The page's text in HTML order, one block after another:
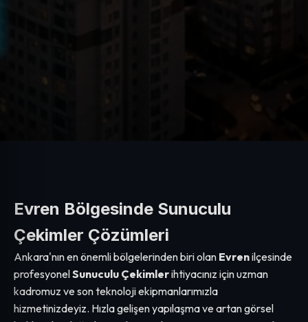
Evren Bölgesinde Sunuculu
Çekimler Çözümleri
Ankara'nın en önemli bölgelerinden biri olan Evrenilçesinde
profesyonelSunuculu Çekimlerihtiyacınız için uzman
kadromuz ve son teknoloji ekipmanlarımızla
hizmetinizdeyiz. Hızla gelişen yapılaşma ve artan görsel